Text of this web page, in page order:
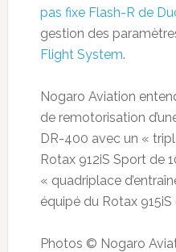
pas fixe Flash-R de
gestion des
Flight System.
Nogaro Aviation
de remotorisation
DR-400 avec un «
Rotax 912iS Sport de
« quadriplace
équipé du Rotax
Photos © Nogaro